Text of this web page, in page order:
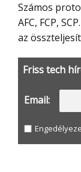
Számos protokollt támogat, mint például a PD, QC,
AFC, FCP,
az
Friss tech
Email: